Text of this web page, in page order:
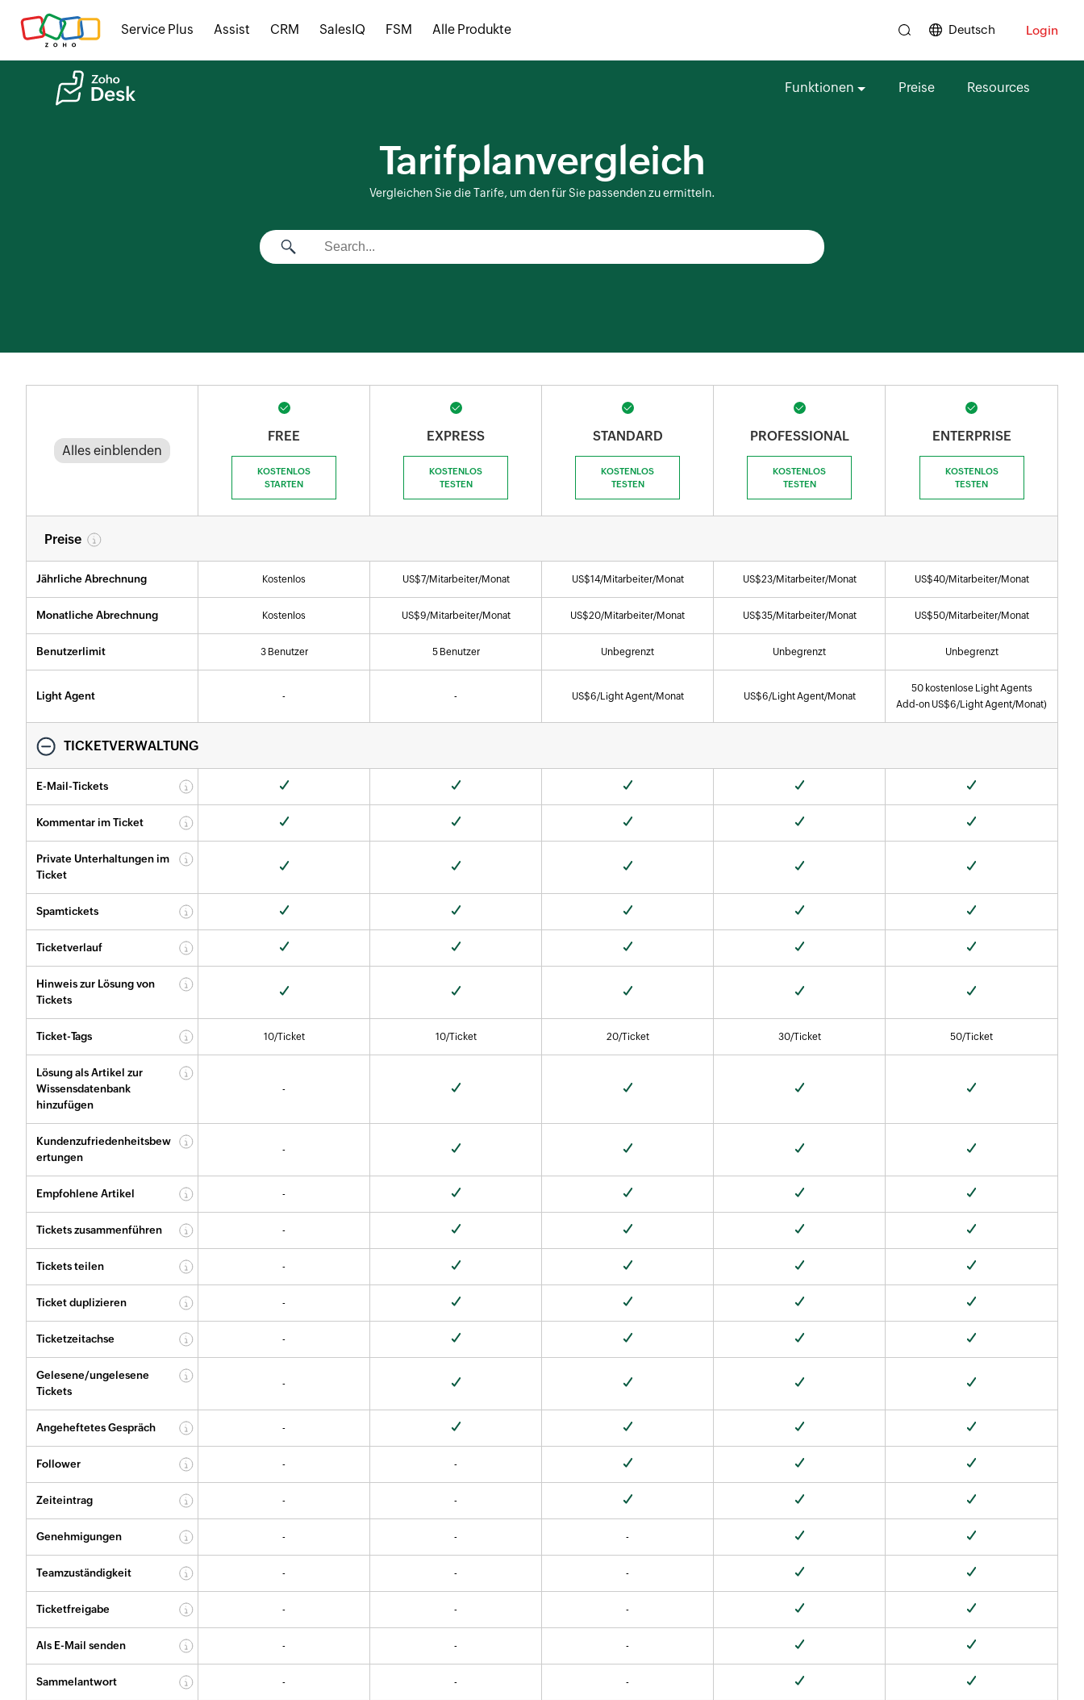
Service Plus Assist CRM SalesIQ FSM Alle Produkte Deutsch Login
Funktionen Preise Resources
Tarifplanvergleich
Vergleichen Sie die Tarife, um den für Sie passenden zu ermitteln.
Alles einblenden
FREE
KOSTENLOS
STARTEN
EXPRESS
KOSTENLOS
TESTEN
STANDARD
KOSTENLOS
TESTEN
PROFESSIONAL
KOSTENLOS
TESTEN
ENTERPRISE
KOSTENLOS
TESTEN
Preise
Jährliche Abrechnung Kostenlos US$7/Mitarbeiter/Monat US$14/Mitarbeiter/Monat US$23/Mitarbeiter/Monat US$40/Mitarbeiter/Monat
Monatliche Abrechnung Kostenlos US$9/Mitarbeiter/Monat US$20/Mitarbeiter/Monat US$35/Mitarbeiter/Monat US$50/Mitarbeiter/Monat
Benutzerlimit 3 Benutzer 5 Benutzer Unbegrenzt Unbegrenzt Unbegrenzt
Light Agent - - US$6/Light Agent/Monat US$6/Light Agent/Monat
50 kostenlose Light Agents
Add-on US$6/Light Agent/Monat)
TICKETVERWALTUNG
E-Mail-Tickets
Kommentar im Ticket
Private Unterhaltungen im
Ticket
Spamtickets
Ticketverlauf
Hinweis zur Lösung von
Tickets
Ticket-Tags 10/Ticket 10/Ticket 20/Ticket 30/Ticket 50/Ticket
Lösung als Artikel zur
Wissensdatenbank
hinzufügen
-
Kundenzufriedenheitsbew
ertungen
-
Empfohlene Artikel -
Tickets zusammenführen -
Tickets teilen -
Ticket duplizieren -
Ticketzeitachse -
Gelesene/ungelesene
Tickets
-
Angeheftetes Gespräch -
Follower - -
Zeiteintrag - -
Genehmigungen - - -
Teamzuständigkeit - - -
Ticketfreigabe - - -
Als E-Mail senden - - -
Sammelantwort - - -